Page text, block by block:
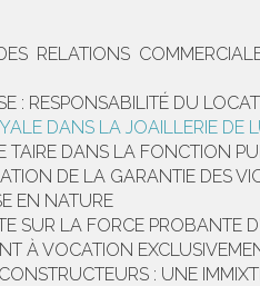
RELATIONS
: RESPONSABILITÉ DU
DANS LA JOAILLERIE DE
TAIRE DANS LA FONCTION
DE LA GARANTIE DES
EN NATURE
SUR LA FORCE PROBANTE
À VOCATION
: UNE